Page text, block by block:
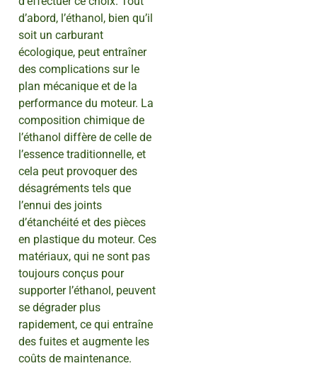
d’abord, l’éthanol, bien qu’il
soit un carburant
écologique, peut entraîner
des complications sur le
plan mécanique et de la
performance du moteur. La
composition chimique de
l’éthanol diffère de celle de
l’essence traditionnelle, et
cela peut provoquer des
désagréments tels que
l’ennui des joints
d’étanchéité et des pièces
en plastique du moteur. Ces
matériaux, qui ne sont pas
toujours conçus pour
supporter l’éthanol, peuvent
se dégrader plus
rapidement, ce qui entraîne
des fuites et augmente les
coûts de maintenance.